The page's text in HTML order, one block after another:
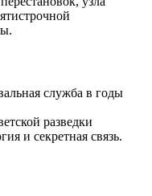
служба в годы
разведки
и секретная связь.